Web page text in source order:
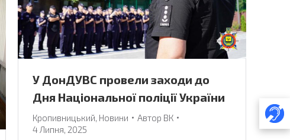
У ДонДУВС провели заходи до
Дня Національної поліції України
Кропивницький, Новини Автор ВК
4 Липня, 2025